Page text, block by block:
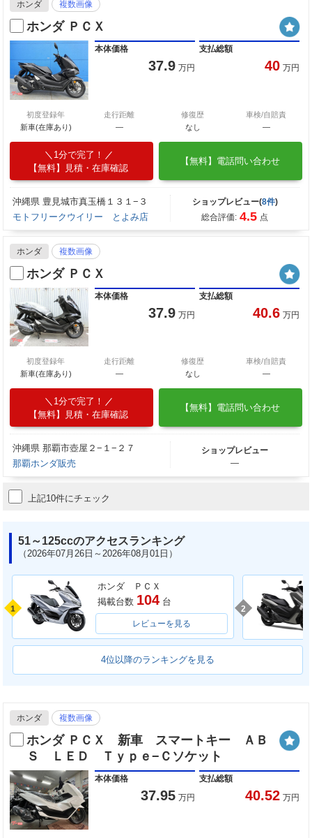
ホンダ 複数画像
ホンダ ＰＣＸ
本体価格
37.9 万円
支払総額
40 万円
初度登録年
新車(在庫あり)
走行距離
―
修復歴
なし
車検/自賠責
―
1分で完了！
【無料】見積・在庫確認
【無料】電話問い合わせ
沖縄県 豊見城市真玉橋１３１−３
モトフリークウイリー とよみ店
ショップレビュー(8件)
総合評価: 4.5 点
ホンダ 複数画像
ホンダ ＰＣＸ
本体価格
37.9 万円
支払総額
40.6 万円
初度登録年
新車(在庫あり)
走行距離
―
修復歴
なし
車検/自賠責
―
1分で完了！
【無料】見積・在庫確認
【無料】電話問い合わせ
沖縄県 那覇市壺屋２−１−２７
那覇ホンダ販売
ショップレビュー
―
上記10件にチェック
51～125ccのアクセスランキング
（2026年07月26日～2026年08月01日）
1
ホンダ ＰＣＸ
掲載台数 104 台
レビューを見る
2
4位以降のランキングを見る
ホンダ 複数画像
ホンダ ＰＣＸ 新車 スマートキー ＡＢ
Ｓ ＬＥＤ Ｔｙｐｅ−Ｃソケット
本体価格
37.95 万円
支払総額
40.52 万円